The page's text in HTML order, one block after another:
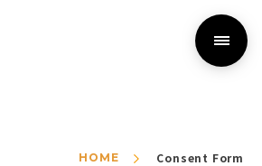
HOME Consent Form